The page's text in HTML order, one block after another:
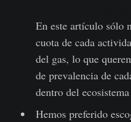
En este artículo sólo
cuota de cada
del gas, lo que
de prevalencia de
dentro del
Hemos preferido